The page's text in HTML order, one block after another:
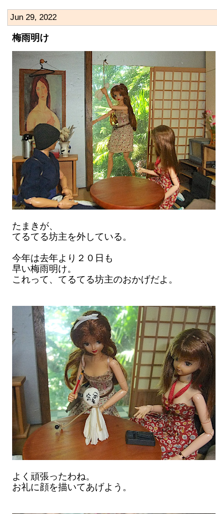
Jun 29, 2022
梅雨明け
たまきが、
てるてる坊主を外している。
今年は去年より２０日も
早い梅雨明け。
これって、てるてる坊主のおかげだよ。
よく頑張ったわね。
お礼に顔を描いてあげよう。